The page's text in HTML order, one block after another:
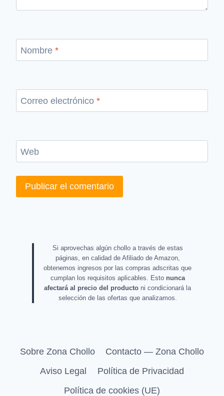
Nombre *
Correo electrónico *
Web
Si aprovechas algún chollo a través de estas
páginas, en calidad de Afiliado de Amazon,
obtenemos ingresos por las compras adscritas que
cumplan los requisitos aplicables. Esto nunca
afectará al precio del producto ni condicionará la
selección de las ofertas que analizamos.
Sobre Zona Chollo
Contacto — Zona Chollo
Aviso Legal
Política de Privacidad
Política de cookies (UE)